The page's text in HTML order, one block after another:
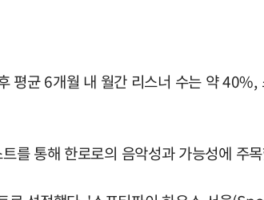
평균 6개월 내 월간 리스너 수는 약
통해 한로로의 음악성과 가능성에 주